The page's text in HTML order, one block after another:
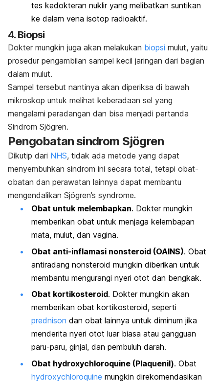
tes kedokteran nuklir yang melibatkan suntikan
ke dalam vena isotop radioaktif.
4. Biopsi
Dokter mungkin juga akan melakukan biopsi mulut, yaitu
prosedur pengambilan sampel kecil jaringan dari bagian
dalam mulut.
Sampel tersebut nantinya akan diperiksa di bawah
mikroskop untuk melihat keberadaan sel yang
mengalami peradangan dan bisa menjadi pertanda
Sindrom Sjögren.
Pengobatan sindrom Sjögren
Dikutip dari NHS, tidak ada metode yang dapat
menyembuhkan sindrom ini secara total, tetapi obat-
obatan dan perawatan lainnya dapat membantu
mengendalikan Sjögren’s syndrome.
Obat untuk melembapkan. Dokter mungkin
memberikan obat untuk menjaga kelembapan
mata, mulut, dan vagina.
Obat anti-inflamasi nonsteroid (OAINS). Obat
antiradang nonsteroid mungkin diberikan untuk
membantu mengurangi nyeri otot dan bengkak.
Obat kortikosteroid. Dokter mungkin akan
memberikan obat kortikosteroid, seperti
prednison dan obat lainnya untuk diminum jika
menderita nyeri otot luar biasa atau gangguan
paru-paru, ginjal, dan pembuluh darah.
Obat hydroxychloroquine (Plaquenil). Obat
hydroxychloroquine mungkin direkomendasikan